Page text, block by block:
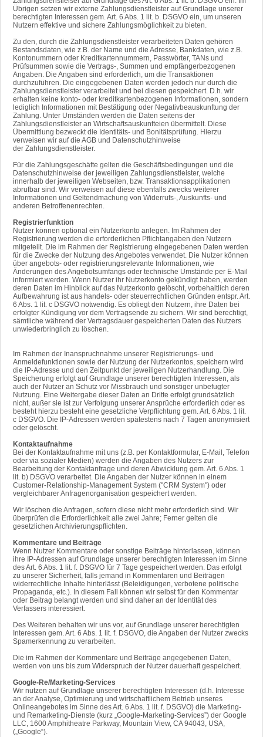
Übrigen setzen wir externe Zahlungsdienstleister auf Grundlage unserer
berechtigten Interessen gem. Art. 6 Abs. 1 lit. b. DSGVO ein, um unseren
Nutzern effektive und sichere Zahlungsmöglichkeit zu bieten.
Zu den, durch die Zahlungsdienstleister verarbeiteten Daten gehören
Bestandsdaten, wie z.B. der Name und die Adresse, Bankdaten, wie z.B.
Kontonummern oder Kreditkartennummern, Passwörter, TANs und
Prüfsummen sowie die Vertrags-, Summen und empfängerbezogenen
Angaben. Die Angaben sind erforderlich, um die Transaktionen
durchzuführen. Die eingegebenen Daten werden jedoch nur durch die
Zahlungsdienstleister verarbeitet und bei diesen gespeichert. D.h. wir
erhalten keine konto- oder kreditkartenbezogenen Informationen, sondern
lediglich Informationen mit Bestätigung oder Negativbeauskunftung der
Zahlung. Unter Umständen werden die Daten seitens der
Zahlungsdienstleister an Wirtschaftsauskunfteien übermittelt. Diese
Übermittlung bezweckt die Identitäts- und Bonitätsprüfung. Hierzu
verweisen wir auf die AGB und Datenschutzhinweise
der Zahlungsdienstleister.
Für die Zahlungsgeschäfte gelten die Geschäftsbedingungen und die
Datenschutzhinweise der jeweiligen Zahlungsdienstleister, welche
innerhalb der jeweiligen Webseiten, bzw. Transaktionsapplikationen
abrufbar sind. Wir verweisen auf diese ebenfalls zwecks weiterer
Informationen und Geltendmachung von Widerrufs-, Auskunfts- und
anderen Betroffenenrechten.
Registrierfunktion
Nutzer können optional ein Nutzerkonto anlegen. Im Rahmen der
Registrierung werden die erforderlichen Pflichtangaben den Nutzern
mitgeteilt. Die im Rahmen der Registrierung eingegebenen Daten werden
für die Zwecke der Nutzung des Angebotes verwendet. Die Nutzer können
über angebots- oder registrierungsrelevante Informationen, wie
Änderungen des Angebotsumfangs oder technische Umstände per E-Mail
informiert werden. Wenn Nutzer ihr Nutzerkonto gekündigt haben, werden
deren Daten im Hinblick auf das Nutzerkonto gelöscht, vorbehaltlich deren
Aufbewahrung ist aus handels- oder steuerrechtlichen Gründen entspr. Art.
6 Abs. 1 lit. c DSGVO notwendig. Es obliegt den Nutzern, ihre Daten bei
erfolgter Kündigung vor dem Vertragsende zu sichern. Wir sind berechtigt,
sämtliche während der Vertragsdauer gespeicherten Daten des Nutzers
unwiederbringlich zu löschen.
Im Rahmen der Inanspruchnahme unserer Registrierungs- und
Anmeldefunktionen sowie der Nutzung der Nutzerkontos, speichern wird
die IP-Adresse und den Zeitpunkt der jeweiligen Nutzerhandlung. Die
Speicherung erfolgt auf Grundlage unserer berechtigten Interessen, als
auch der Nutzer an Schutz vor Missbrauch und sonstiger unbefugter
Nutzung. Eine Weitergabe dieser Daten an Dritte erfolgt grundsätzlich
nicht, außer sie ist zur Verfolgung unserer Ansprüche erforderlich oder es
besteht hierzu besteht eine gesetzliche Verpflichtung gem. Art. 6 Abs. 1 lit.
c DSGVO. Die IP-Adressen werden spätestens nach 7 Tagen anonymisiert
oder gelöscht.
Kontaktaufnahme
Bei der Kontaktaufnahme mit uns (z.B. per Kontaktformular, E-Mail, Telefon
oder via sozialer Medien) werden die Angaben des Nutzers zur
Bearbeitung der Kontaktanfrage und deren Abwicklung gem. Art. 6 Abs. 1
lit. b) DSGVO verarbeitet. Die Angaben der Nutzer können in einem
Customer-Relationship-Management System ("CRM System") oder
vergleichbarer Anfragenorganisation gespeichert werden.
Wir löschen die Anfragen, sofern diese nicht mehr erforderlich sind. Wir
überprüfen die Erforderlichkeit alle zwei Jahre; Ferner gelten die
gesetzlichen Archivierungspflichten.
Kommentare und Beiträge
Wenn Nutzer Kommentare oder sonstige Beiträge hinterlassen, können
ihre IP-Adressen auf Grundlage unserer berechtigten Interessen im Sinne
des Art. 6 Abs. 1 lit. f. DSGVO für 7 Tage gespeichert werden. Das erfolgt
zu unserer Sicherheit, falls jemand in Kommentaren und Beiträgen
widerrechtliche Inhalte hinterlässt (Beleidigungen, verbotene politische
Propaganda, etc.). In diesem Fall können wir selbst für den Kommentar
oder Beitrag belangt werden und sind daher an der Identität des
Verfassers interessiert.
Des Weiteren behalten wir uns vor, auf Grundlage unserer berechtigten
Interessen gem. Art. 6 Abs. 1 lit. f. DSGVO, die Angaben der Nutzer zwecks
Spamerkennung zu verarbeiten.
Die im Rahmen der Kommentare und Beiträge angegebenen Daten,
werden von uns bis zum Widerspruch der Nutzer dauerhaft gespeichert.
Google-Re/Marketing-Services
Wir nutzen auf Grundlage unserer berechtigten Interessen (d.h. Interesse
an der Analyse, Optimierung und wirtschaftlichem Betrieb unseres
Onlineangebotes im Sinne des Art. 6 Abs. 1 lit. f. DSGVO) die Marketing-
und Remarketing-Dienste (kurz „Google-Marketing-Services”) der Google
LLC, 1600 Amphitheatre Parkway, Mountain View, CA 94043, USA,
(„Google“).